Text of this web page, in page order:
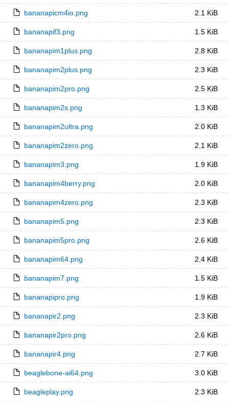
bananapicm4io.png 2.1 KiB
bananapif3.png 1.5 KiB
bananapim1plus.png 2.8 KiB
bananapim2plus.png 2.3 KiB
bananapim2pro.png 2.5 KiB
bananapim2s.png 1.3 KiB
bananapim2ultra.png 2.0 KiB
bananapim2zero.png 2.1 KiB
bananapim3.png 1.9 KiB
bananapim4berry.png 2.0 KiB
bananapim4zero.png 2.3 KiB
bananapim5.png 2.3 KiB
bananapim5pro.png 2.6 KiB
bananapim64.png 2.4 KiB
bananapim7.png 1.5 KiB
bananapipro.png 1.9 KiB
bananapir2.png 2.3 KiB
bananapir2pro.png 2.6 KiB
bananapir4.png 2.7 KiB
beaglebone-ai64.png 3.0 KiB
beagleplay.png 2.3 KiB